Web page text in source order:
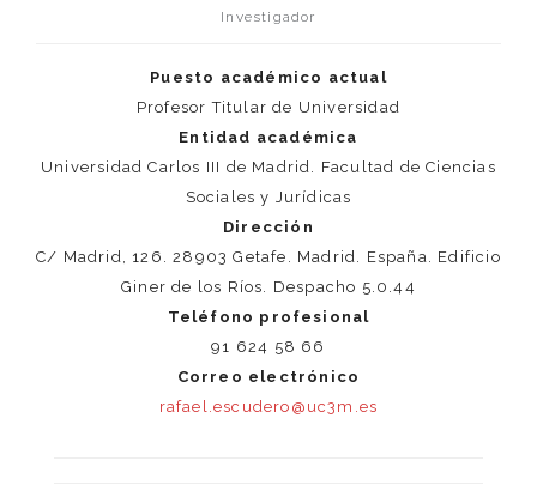
Investigador
Puesto académico actual
Profesor Titular de Universidad
Entidad académica
Universidad Carlos III de Madrid. Facultad de Ciencias
Sociales y Jurídicas
Dirección
C/ Madrid, 126. 28903 Getafe. Madrid. España. Edificio
Giner de los Ríos. Despacho 5.0.44
Teléfono profesional
91 624 58 66
Correo electrónico
rafael.escudero@uc3m.es